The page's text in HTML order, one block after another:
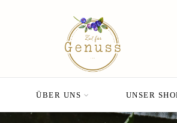
ÜBER UNS UNSER